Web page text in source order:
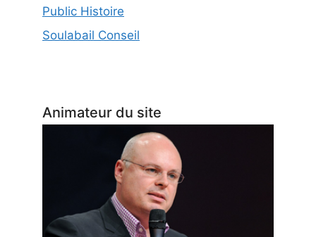
Public Histoire
Soulabail Conseil
Animateur du site